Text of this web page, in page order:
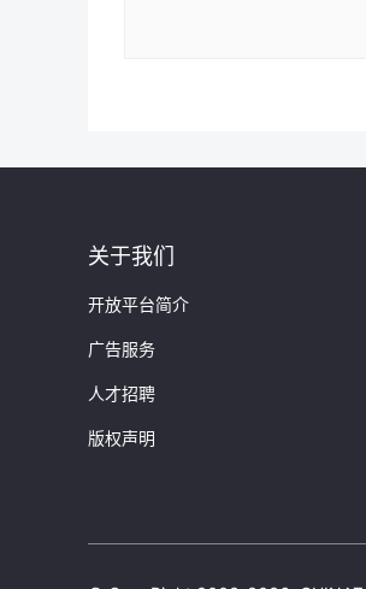
RankStr: "1-
Url: "
关于我们
开放平台简介
广告服务
人才招聘
版权声明